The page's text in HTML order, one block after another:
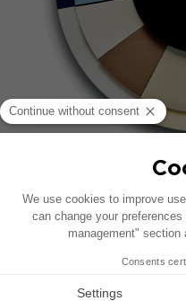
Melograno,
Assenzio,